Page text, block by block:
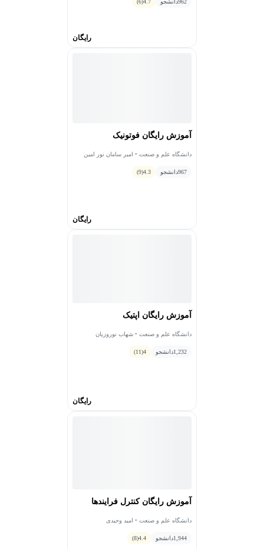
962دانشجو 4.7
(6)
رایگان
آموزش رایگان فوتونیک
دانشگاه علم و صنعت • امیر سامان نور امین
967دانشجو 4.3
(9)
رایگان
آموزش رایگان اپتیک
دانشگاه علم و صنعت • شهاب نوروزیان
1,232دانشجو 4
(11)
رایگان
آموزش رایگان کنترل فرایندها
دانشگاه علم و صنعت • امید وحیدی
1,944دانشجو 4.4
(8)